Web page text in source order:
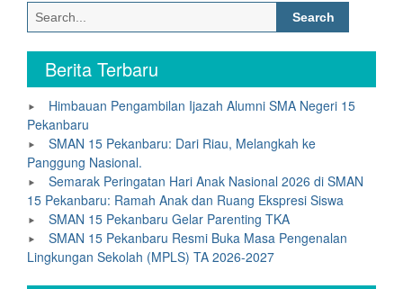
Search
for:
Berita Terbaru
Himbauan Pengambilan Ijazah Alumni SMA Negeri 15
Pekanbaru
SMAN 15 Pekanbaru: Dari Riau, Melangkah ke
Panggung Nasional.
Semarak Peringatan Hari Anak Nasional 2026 di SMAN
15 Pekanbaru: Ramah Anak dan Ruang Ekspresi Siswa
SMAN 15 Pekanbaru Gelar Parenting TKA
SMAN 15 Pekanbaru Resmi Buka Masa Pengenalan
Lingkungan Sekolah (MPLS) TA 2026-2027